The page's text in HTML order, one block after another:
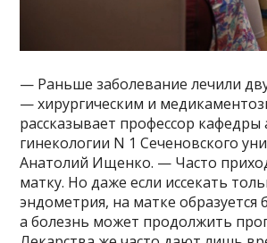
— Раньше заболевание лечили
— хирургическим и
рассказывает профессор кафедры
гинекологии N 1 Сеченовского
Анатолий Ищенко. — Часто
матку. Но даже если иссекать
эндометрия, на матке образуется
а болезнь может продолжить